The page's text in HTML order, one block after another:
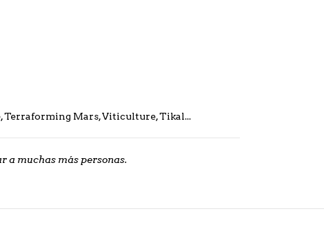
Terraforming Mars, Viticulture, Tikal...
a muchas más personas.